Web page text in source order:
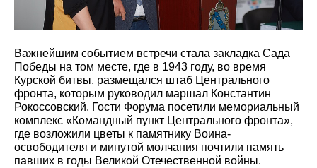
Важнейшим событием встречи стала закладка Сада
Победы на том месте, где в 1943 году, во время
Курской битвы, размещался штаб Центрального
фронта, которым руководил маршал Константин
Рокоссовский. Гости Форума посетили мемориальный
комплекс «Командный пункт Центрального фронта»,
где возложили цветы к памятнику Воина-
освободителя и минутой молчания почтили память
павших в годы Великой Отечественной войны.